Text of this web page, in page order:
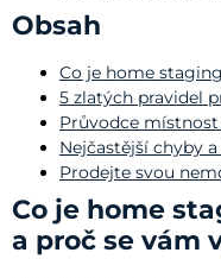
Obsah
Co je home
5 zlatých pravidel
Průvodce
Nejčastější chyby
Prodejte svou
Co je home
a proč se vám